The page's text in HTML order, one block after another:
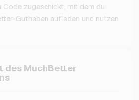
Code zugeschickt, mit dem du
Guthaben aufladen und nutzen
des MuchBetter